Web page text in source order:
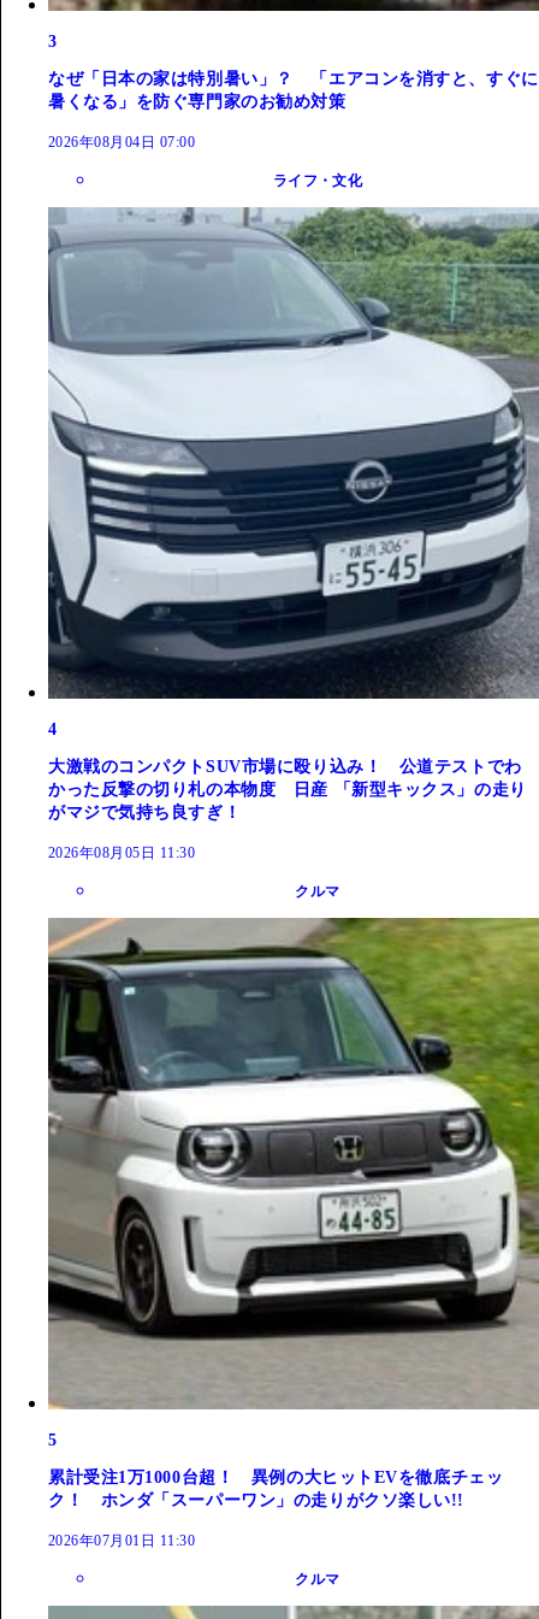
3
なぜ「日本の家は特別暑い」？ 「エアコンを消すと、すぐに
暑くなる」を防ぐ専門家のお勧め対策
2026年08月04日 07:00
ライフ・文化
4
大激戦のコンパクトSUV市場に殴り込み！ 公道テストでわ
かった反撃の切り札の本物度 日産 「新型キックス」の走り
がマジで気持ち良すぎ！
2026年08月05日 11:30
クルマ
5
累計受注1万1000台超！ 異例の大ヒットEVを徹底チェッ
ク！ ホンダ「スーパーワン」の走りがクソ楽しい!!
2026年07月01日 11:30
クルマ